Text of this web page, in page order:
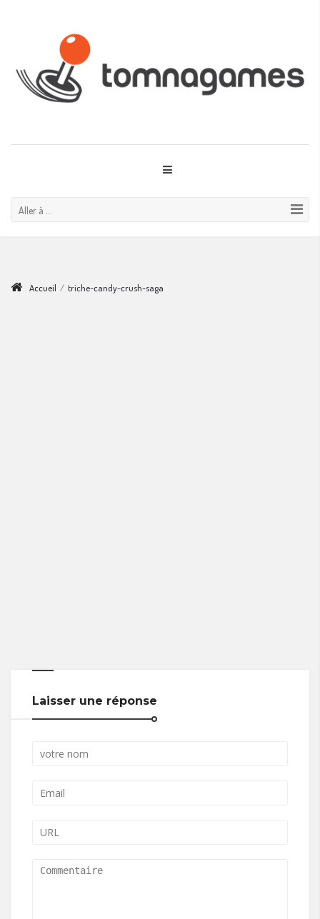
Aller à ...
Accueil / triche-candy-crush-saga
Laisser une réponse